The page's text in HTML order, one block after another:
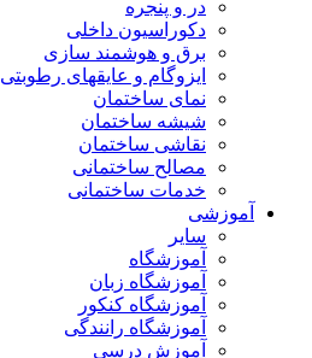
در و پنجره
دکوراسیون داخلی
برق و هوشمند سازی
ایزوگام و عایقهای رطوبتی
نمای ساختمان
شیشه ساختمان
نقاشی ساختمان
مصالح ساختمانی
خدمات ساختمانی
آموزشی
سایر
آموزشگاه
آموزشگاه زبان
آموزشگاه کنکور
آموزشگاه رانندگی
آموزش درسی